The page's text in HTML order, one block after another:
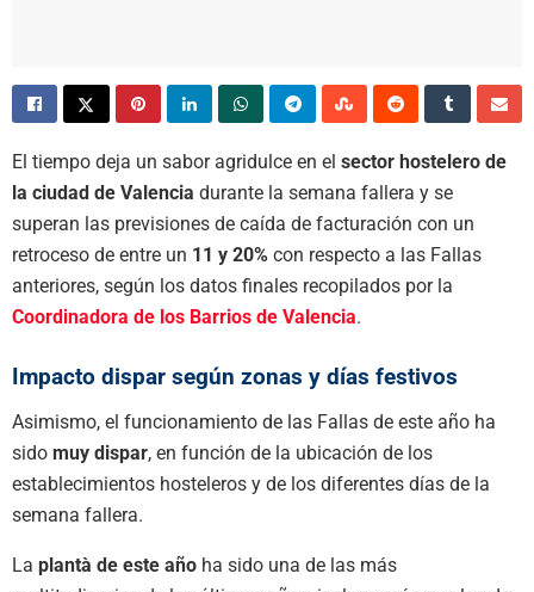
El tiempo deja un sabor agridulce en el sector hostelero de
la ciudad de Valencia durante la semana fallera y se
superan las previsiones de caída de facturación con un
retroceso de entre un 11 y 20% con respecto a las Fallas
anteriores, según los datos finales recopilados por la
Coordinadora de los Barrios de Valencia.
Impacto dispar según zonas y días festivos
Asimismo, el funcionamiento de las Fallas de este año ha
sido muy dispar, en función de la ubicación de los
establecimientos hosteleros y de los diferentes días de la
semana fallera.
La plantà de este año ha sido una de las más